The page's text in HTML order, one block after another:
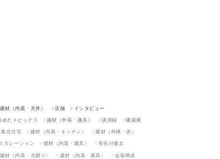
建材（内装・天井） 店舗
インタビュー
めたトピックス 建材（外装・建具） 講演録
建築展
集合住宅 建材（内装・キッチン）
建材（外構・床）
タレーション 建材（内装・建具）
長谷川健太
建材（内装・水廻り） 建材（内装・家具）
会場構成